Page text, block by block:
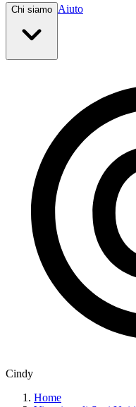
Chi siamo Aiuto
Cindy
Home